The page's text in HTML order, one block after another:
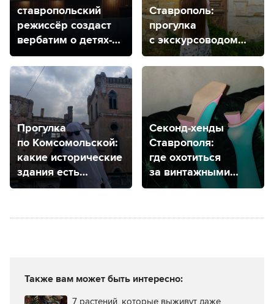
ставропольский
режиссёр создаст
вербатим о детях-
сиротах
Ставрополь:
прогулка
с экскурсоводом
для тех, кто гулял
везде
Прогулка
по Комсомольской:
какие исторические
здания есть
на одной из самых
в Ставрополе?
Секонд-хенды
Ставрополя:
где охотиться
за винтажными
вещами?
Также вам может быть интересно:
7 растений, которые выживут даже